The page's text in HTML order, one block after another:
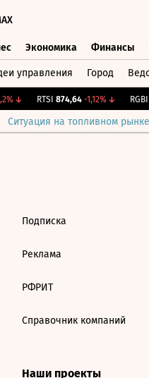
Экономика Финансы
управления Город
↓ RTSI 874,64 -1,12%↓ RGBI
Ситуация на топливном
Подписка
Реклама
РФРИТ
Справочник компаний
Наши проекты